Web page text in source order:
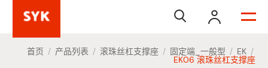
 
首页 / 产品列表 / 滚珠丝杠支撑座 / 固定端_一般型 / EK /
EK06 滚珠丝杠支撑座